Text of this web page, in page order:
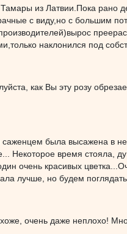
из Латвии.Пока рано
с виду,но с большим
наклонился под
как Вы эту розу
была высажена в
Некоторое время стояла,
очень красивых
лучше, но будем
очень даже неплохо!